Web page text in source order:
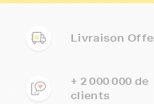
Livraison
+ 2 000 000 de
clients